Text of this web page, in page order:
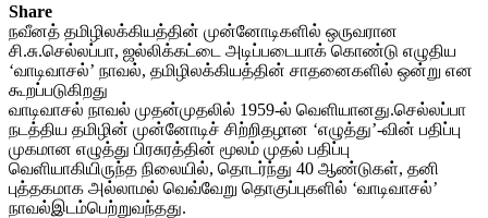
Share
நவீனத் தமிழிலக்கியத்தின் முன்னோடிகளில் ஒருவரான
சி.சு.செல்லப்பா, ஜல்லிக்கட்டை அடிப்படையாக் கொண்டு எழுதிய
‘வாடிவாசல்’ நாவல், தமிழிலக்கியத்தின் சாதனைகளில் ஒன்று என
கூறப்படுகிறது
வாடிவாசல் நாவல் முதன்முதலில் 1959-ல் வெளியானது.செல்லப்பா
நடத்திய தமிழின் முன்னோடிச் சிற்றிதழான ‘எழுத்து’-வின் பதிப்பு
முகமான எழுத்து பிரசுரத்தின் மூலம் முதல் பதிப்பு
வெளியாகியிருந்த நிலையில், தொடர்ந்து 40 ஆண்டுகள், தனி
புத்தகமாக அல்லாமல் வெவ்வேறு தொகுப்புகளில் ‘வாடிவாசல்’
நாவல்இடம்பெற்றுவந்தது.